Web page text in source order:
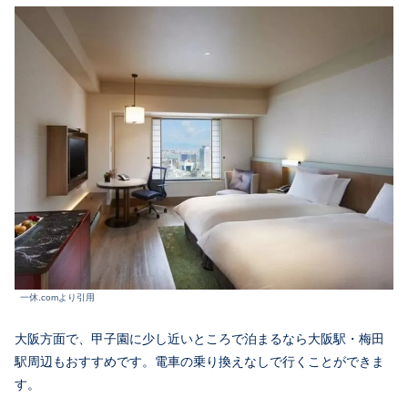
一休.comより引用
大阪方面で、甲子園に少し近いところで泊まるなら大阪駅・梅田
駅周辺もおすすめです。電車の乗り換えなしで行くことができま
す。